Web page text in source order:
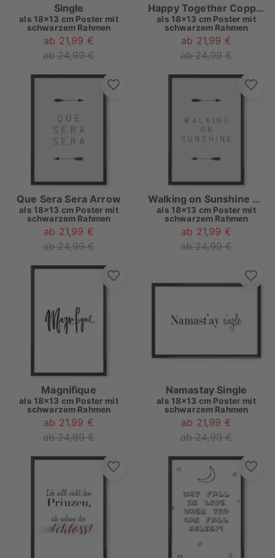
Single
als 18x13 cm Poster mit
schwarzem Rahmen
ab 21,99 €
ab 24,99 €
Happy Together Copper
als 18x13 cm Poster mit
schwarzem Rahmen
ab 21,99 €
ab 24,99 €
Que Sera Sera Arrow
als 18x13 cm Poster mit
schwarzem Rahmen
ab 21,99 €
ab 24,99 €
Walking on Sunshine Arrow
als 18x13 cm Poster mit
schwarzem Rahmen
ab 21,99 €
ab 24,99 €
Magnifique
als 18x13 cm Poster mit
schwarzem Rahmen
ab 21,99 €
ab 24,99 €
Namastay Single
als 18x13 cm Poster mit
schwarzem Rahmen
ab 21,99 €
ab 24,99 €